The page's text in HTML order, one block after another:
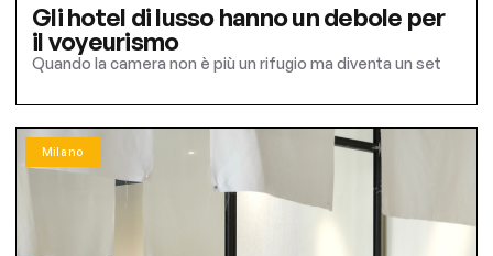
Gli hotel di lusso hanno un debole per
il voyeurismo
Quando la camera non è più un rifugio ma diventa un set
Milano